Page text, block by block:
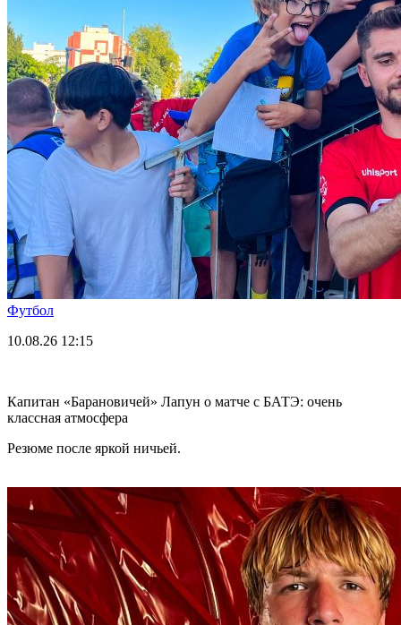
Футбол
10.08.26 12:15
Капитан «Барановичей» Лапун о матче с БАТЭ: очень
классная атмосфера
Резюме после яркой ничьей.